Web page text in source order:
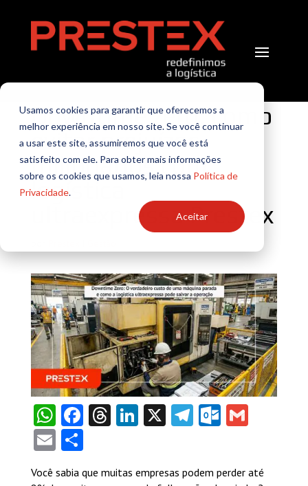
Usamos cookies para garantir que oferecemos a
melhor experiência em nosso site. Se você continuar
a usar este site, assumiremos que você está
satisfeito com ele. Para obter mais informações
sobre os cookies que usamos, leia nossa Política de
Privacidade.
Aceitar
Downtime zero: como
evitar prejuízos
milionários com
logística
ultraexpressa Prestex
WhatsApp
Facebook
Threads
LinkedIn
X TelegramGmail
EmailShare
Você sabia que muitas empresas podem perder até